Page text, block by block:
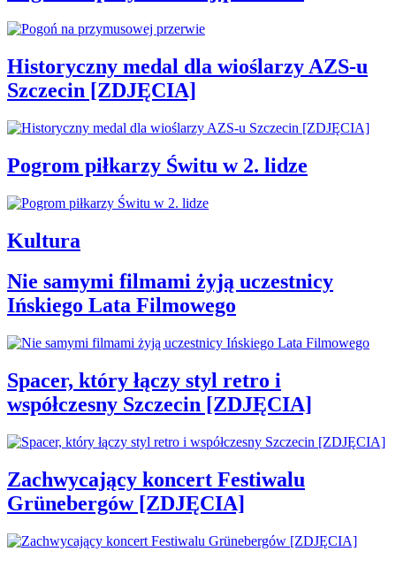
Historyczny medal dla wioślarzy AZS-u
Szczecin [ZDJĘCIA]
Pogrom piłkarzy Świtu w 2. lidze
Kultura
Nie samymi filmami żyją uczestnicy
Ińskiego Lata Filmowego
Spacer, który łączy styl retro i
współczesny Szczecin [ZDJĘCIA]
Zachwycający koncert Festiwalu
Grünebergów [ZDJĘCIA]